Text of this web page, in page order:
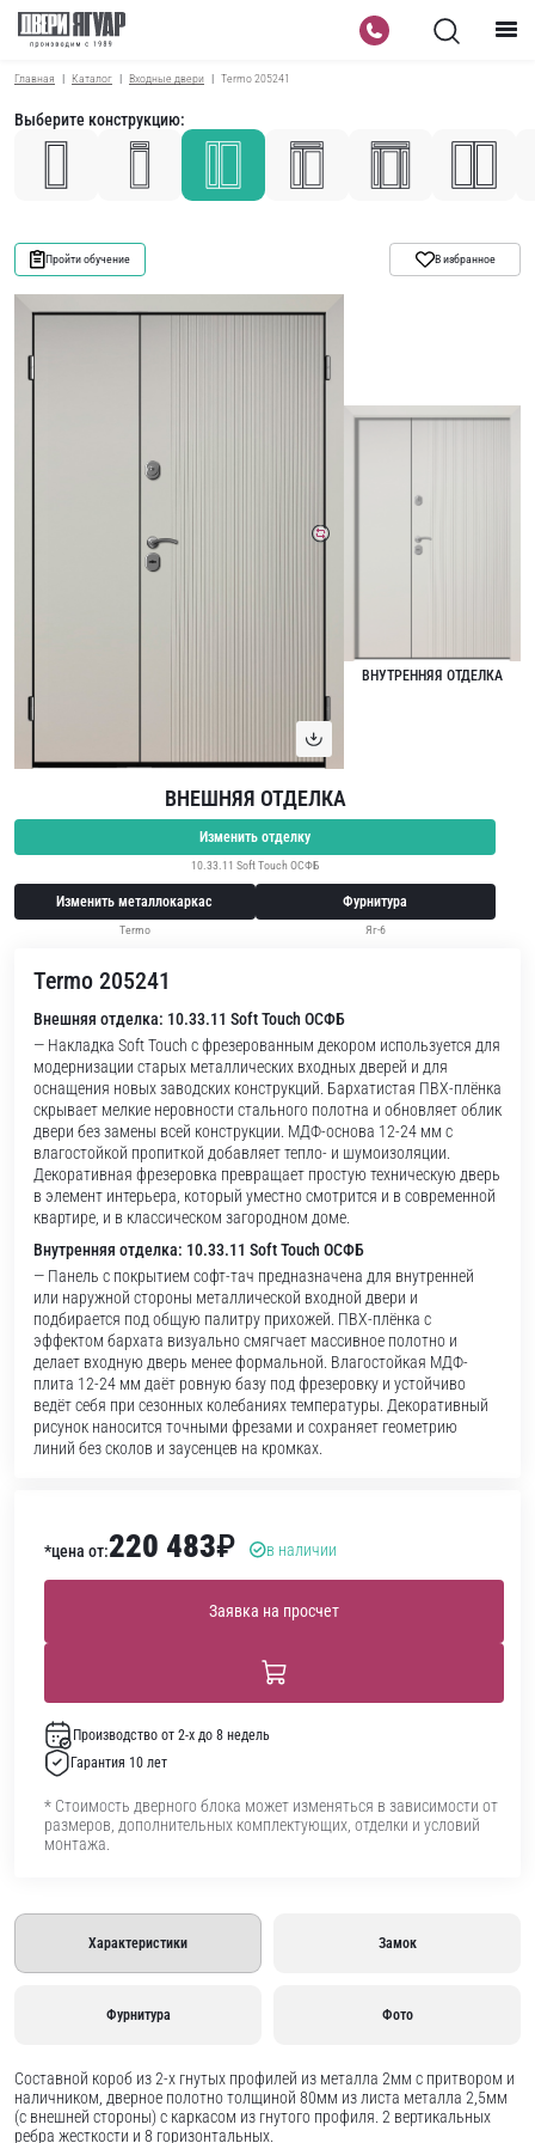
Главная Каталог Входные двери Termo 205241
Выберите конструкцию:
Пройти обучение В избранное
ВНУТРЕННЯЯ ОТДЕЛКА
ВНЕШНЯЯ ОТДЕЛКА
Изменить отделку
10.33.11 Soft Touch ОСФБ
Изменить металлокаркас
Termo
Фурнитура
Яг-6
Termo 205241
Внешняя отделка: 10.33.11 Soft Touch ОСФБ
— Накладка Soft Touch с фрезерованным декором используется для
модернизации старых металлических входных дверей и для
оснащения новых заводских конструкций. Бархатистая ПВХ-плёнка
скрывает мелкие неровности стального полотна и обновляет облик
двери без замены всей конструкции. МДФ-основа 12-24 мм с
влагостойкой пропиткой добавляет тепло- и шумоизоляции.
Декоративная фрезеровка превращает простую техническую дверь
в элемент интерьера, который уместно смотрится и в современной
квартире, и в классическом загородном доме.
Внутренняя отделка: 10.33.11 Soft Touch ОСФБ
— Панель с покрытием софт-тач предназначена для внутренней
или наружной стороны металлической входной двери и
подбирается под общую палитру прихожей. ПВХ-плёнка с
эффектом бархата визуально смягчает массивное полотно и
делает входную дверь менее формальной. Влагостойкая МДФ-
плита 12-24 мм даёт ровную базу под фрезеровку и устойчиво
ведёт себя при сезонных колебаниях температуры. Декоративный
рисунок наносится точными фрезами и сохраняет геометрию
линий без сколов и заусенцев на кромках.
*цена от:220 483₽ в наличии
Заявка на просчет
Производство от 2-х до 8 недель
Гарантия 10 лет
* Стоимость дверного блока может изменяться в зависимости от
размеров, дополнительных комплектующих, отделки и условий
монтажа.
Характеристики Замок
Фурнитура Фото
Составной короб из 2-х гнутых профилей из металла 2мм с притвором и
наличником, дверное полотно толщиной 80мм из листа металла 2,5мм
(с внешней стороны) c каркасом из гнутого профиля. 2 вертикальных
ребра жесткости и 8 горизонтальных.